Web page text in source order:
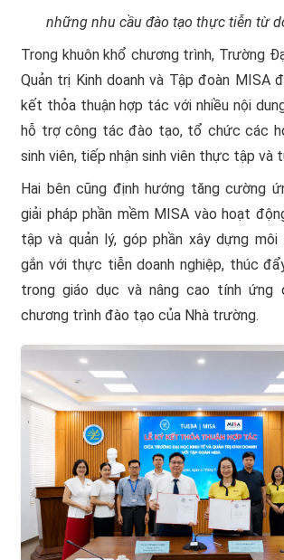
những nhu cầu đào tạo thực tiễn từ
Trong khuôn khổ chương trình, Trường
Quản trị Kinh doanh và Tập đoàn MISA
kết thỏa thuận hợp tác với nhiều nội
hỗ trợ công tác đào tạo, tổ chức các
sinh viên, tiếp nhận sinh viên thực tập và
Hai bên cũng định hướng tăng cường
giải pháp phần mềm MISA vào hoạt
tập và quản lý, góp phần xây dựng
gắn với thực tiễn doanh nghiệp, thúc
trong giáo dục và nâng cao tính ứng
chương trình đào tạo của Nhà trường.